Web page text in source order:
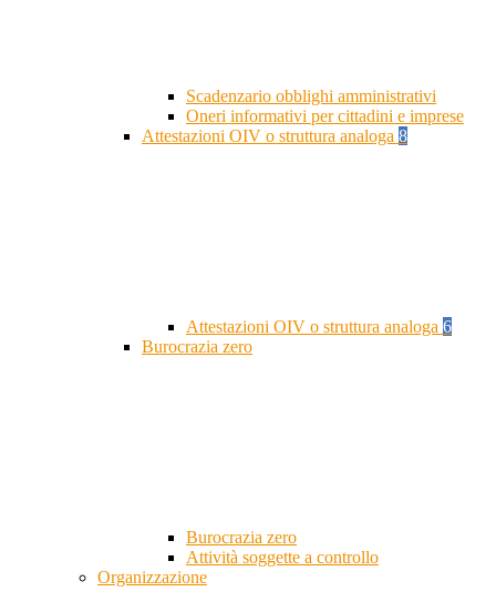
Scadenzario obblighi amministrativi
Oneri informativi per cittadini e imprese
Attestazioni OIV o struttura analoga 8
Attestazioni OIV o struttura analoga 6
Burocrazia zero
Burocrazia zero
Attività soggette a controllo
Organizzazione